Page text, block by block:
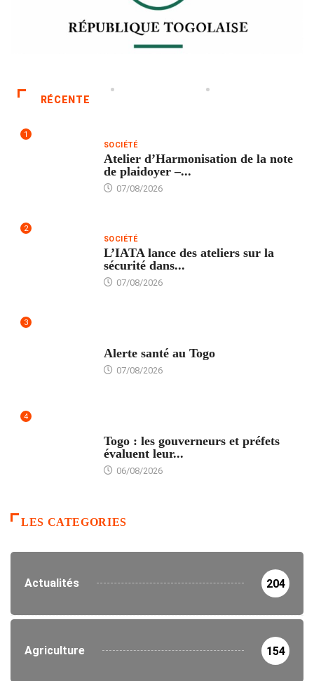
RÉCENTE
1
SOCIÉTÉ
Atelier d’Harmonisation de la note
de plaidoyer –...
07/08/2026
2
SOCIÉTÉ
L’IATA lance des ateliers sur la
sécurité dans...
07/08/2026
3
Alerte santé au Togo
07/08/2026
4
Togo : les gouverneurs et préfets
évaluent leur...
06/08/2026
LES CATEGORIES
Actualités 204
Agriculture 154